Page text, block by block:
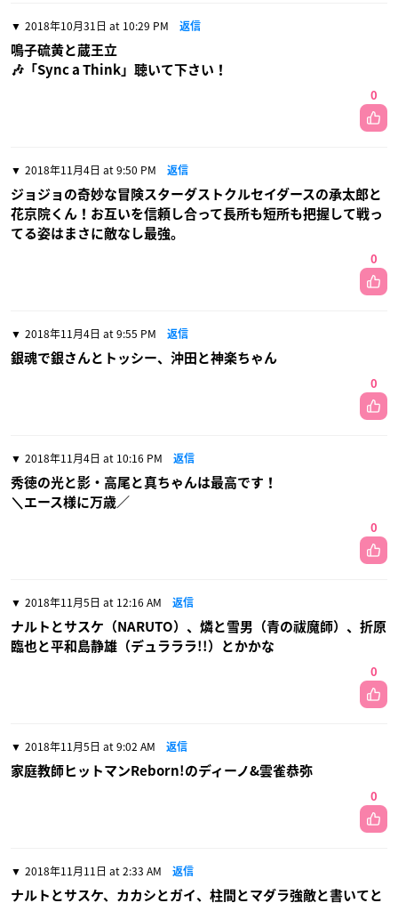
2018年10月31日 at 10:29 PM 返信
鳴子硫黄と蔵王立
🎶「Sync a Think」聴いて下さい！
0
2018年11月4日 at 9:50 PM 返信
ジョジョの奇妙な冒険スターダストクルセイダースの承太郎と
花京院くん！お互いを信頼し合って長所も短所も把握して戦っ
てる姿はまさに敵なし最強。
0
2018年11月4日 at 9:55 PM 返信
銀魂で銀さんとトッシー、沖田と神楽ちゃん
0
2018年11月4日 at 10:16 PM 返信
秀徳の光と影・高尾と真ちゃんは最高です！
＼エース様に万歳／
0
2018年11月5日 at 12:16 AM 返信
ナルトとサスケ（NARUTO）、燐と雪男（青の祓魔師）、折原
臨也と平和島静雄（デュラララ!!）とかかな
0
2018年11月5日 at 9:02 AM 返信
家庭教師ヒットマンReborn!のディーノ&雲雀恭弥
0
2018年11月11日 at 2:33 AM 返信
ナルトとサスケ、カカシとガイ、柱間とマダラ強敵と書いてと